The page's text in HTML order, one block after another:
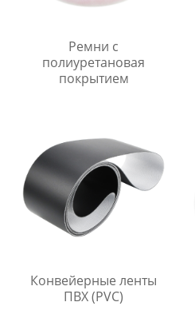
Ремни с
полиуретановая
покрытием
Конвейерные ленты
ПВХ (PVC)